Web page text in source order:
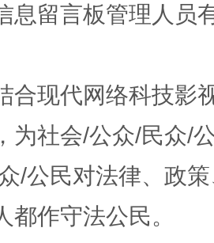
安的艺术幻境
息留言板管理人员
合现代网络科技影
为社会/公众/民众/
/公民对法律、政
都作守法公民。